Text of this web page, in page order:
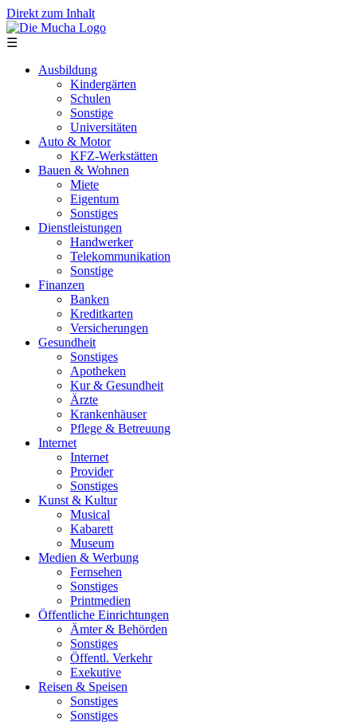
Direkt zum Inhalt
☰
Ausbildung
Kindergärten
Schulen
Sonstige
Universitäten
Auto & Motor
KFZ-Werkstätten
Bauen & Wohnen
Miete
Eigentum
Sonstiges
Dienstleistungen
Handwerker
Telekommunikation
Sonstige
Finanzen
Banken
Kreditkarten
Versicherungen
Gesundheit
Sonstiges
Apotheken
Kur & Gesundheit
Ärzte
Krankenhäuser
Pflege & Betreuung
Internet
Internet
Provider
Sonstiges
Kunst & Kultur
Musical
Kabarett
Museum
Medien & Werbung
Fernsehen
Sonstiges
Printmedien
Öffentliche Einrichtungen
Ämter & Behörden
Sonstiges
Öffentl. Verkehr
Exekutive
Reisen & Speisen
Sonstiges
Sonstiges